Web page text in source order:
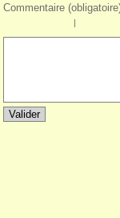
Commentaire
|